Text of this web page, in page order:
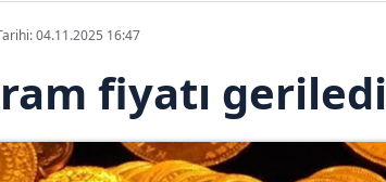
04.11.2025 16:47
fiyatı geriledi